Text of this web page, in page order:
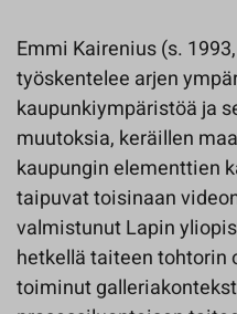
Emmi Kairenius (s.
työskentelee arjen
kaupunkiympäristöä ja
muutoksia, keräillen
kaupungin elementtien
taipuvat toisinaan
valmistunut Lapin
hetkellä taiteen tohtorin
toiminut